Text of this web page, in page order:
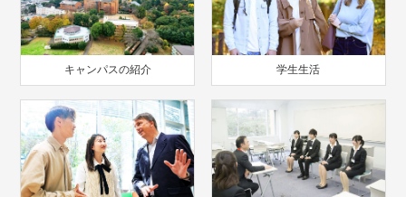
キャンパスの紹介 学生生活